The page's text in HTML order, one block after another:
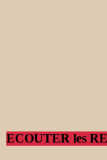
ECOUTER les